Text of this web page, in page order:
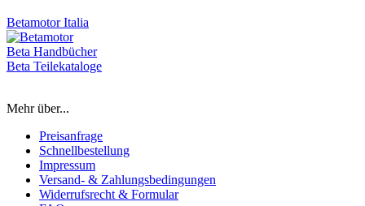
Betamotor Italia
Beta Handbücher
Beta Teilekataloge
Mehr über...
Preisanfrage
Schnellbestellung
Impressum
Versand- & Zahlungsbedingungen
Widerrufsrecht & Formular